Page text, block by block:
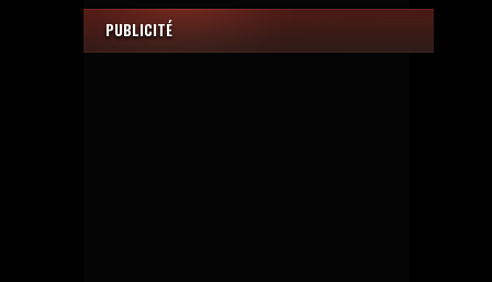
PUBLICITÉ